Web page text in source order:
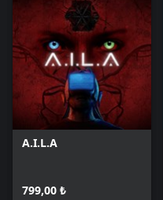
A.I.L.A
799,00 ₺